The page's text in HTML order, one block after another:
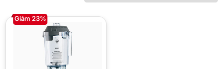
Giảm 23%